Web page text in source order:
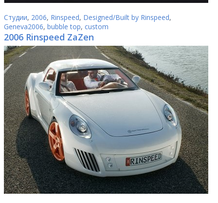
Студии, 2006, Rinspeed, Designed/Built by Rinspeed,
Geneva2006, bubble top, custom
2006 Rinspeed ZaZen